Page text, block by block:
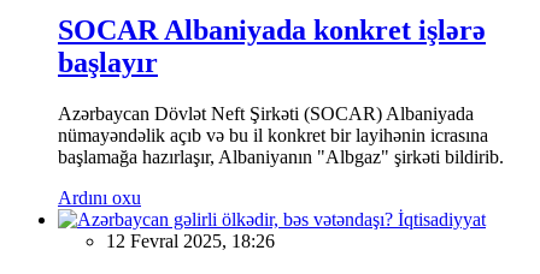
SOCAR Albaniyada konkret işlərə
başlayır
Azərbaycan Dövlət Neft Şirkəti (SOCAR) Albaniyada
nümayəndəlik açıb və bu il konkret bir layihənin icrasına
başlamağa hazırlaşır, Albaniyanın "Albgaz" şirkəti bildirib.
Ardını oxu
İqtisadiyyat
12 Fevral 2025, 18:26